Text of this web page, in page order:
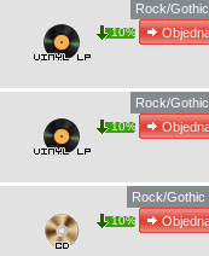
Rock/Gothic
10%
Rock/Gothic
10%
Rock/Gothic
10%